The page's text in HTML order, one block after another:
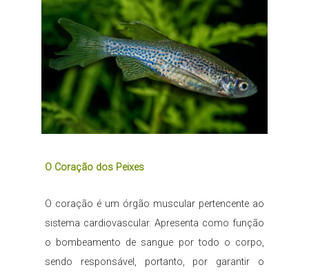
O Coração dos Peixes
O coração é um órgão muscular pertencente ao
sistema cardiovascular. Apresenta como função
o bombeamento de sangue por todo o corpo,
sendo responsável, portanto, por garantir o